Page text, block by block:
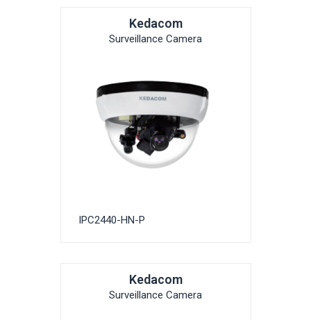
Kedacom
Surveillance Camera
IPC2440-HN-P
Kedacom
Surveillance Camera